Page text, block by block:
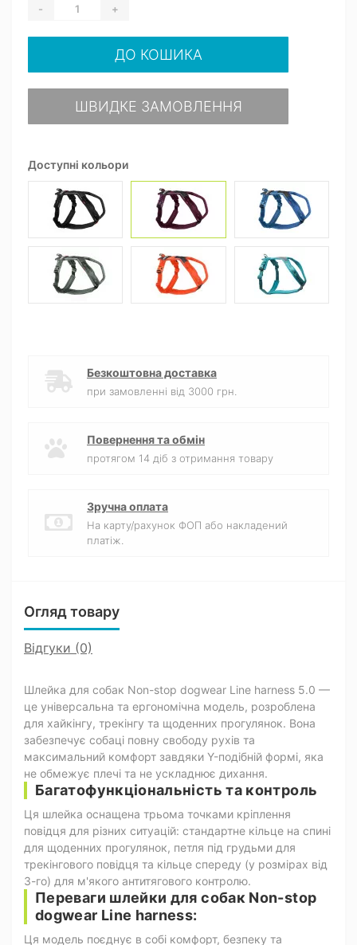
Доступні кольори
- +
ДО КОШИКА
ШВИДКЕ ЗАМОВЛЕННЯ
Безкоштовна доставка
при замовленні від 3000 грн.
Повернення та обмін
протягом 14 діб з отримання товару
Зручна оплата
На карту/рахунок ФОП або накладений
платіж.
Огляд товару
Відгуки (0)
Шлейка для собак Non-stop dogwear Line harness 5.0 —
це універсальна та ергономічна модель, розроблена
для хайкінгу, трекінгу та щоденних прогулянок. Вона
забезпечує собаці повну свободу рухів та
максимальний комфорт завдяки Y-подібній формі, яка
не обмежує плечі та не ускладнює дихання.
Багатофункціональність та контроль
Ця шлейка оснащена трьома точками кріплення
повідця для різних ситуацій: стандартне кільце на спині
для щоденних прогулянок, петля під грудьми для
трекінгового повідця та кільце спереду (у розмірах від
3-го) для м'якого антитягового контролю.
Переваги шлейки для собак Non-stop
dogwear Line harness:
Ця модель поєднує в собі комфорт, безпеку та